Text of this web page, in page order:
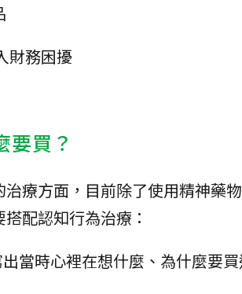
財務困擾
要買？
療方面，目前除了使用精神藥
配認知行為治療：
當時心裡在想什麼、為什麼要